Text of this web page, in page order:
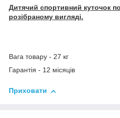
Дитячий спортивний куточок
розібраному вигляді.
Вага товару - 27 кг
Гарантія - 12 місяців
Приховати